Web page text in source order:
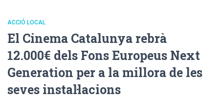
ACCIÓ LOCAL
El Cinema Catalunya rebrà
12.000€ dels Fons Europeus Next
Generation per a la millora de les
seves instal·lacions